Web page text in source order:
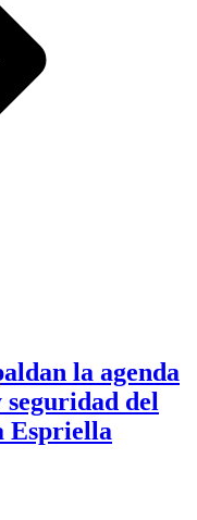
la agenda
seguridad del
Espriella